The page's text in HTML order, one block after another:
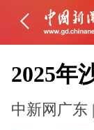
2025年
中新网广东